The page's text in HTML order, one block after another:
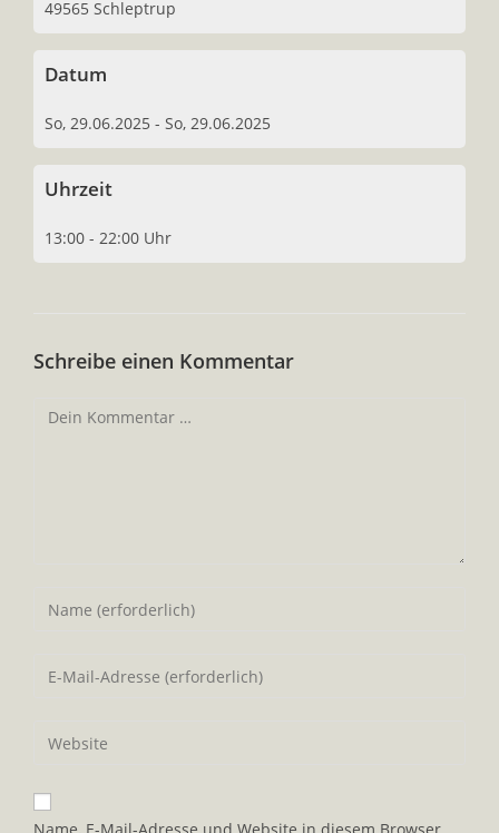
49565 Schleptrup
Datum
So, 29.06.2025 - So, 29.06.2025
Uhrzeit
13:00 - 22:00 Uhr
Schreibe einen Kommentar
Kommentar
Gib
oder
zum
ein
Gib
Mail-
zum
Gib
Website-
URL